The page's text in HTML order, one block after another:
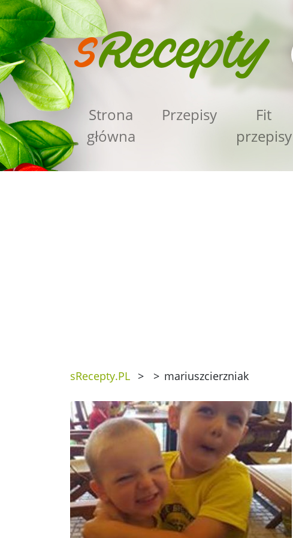
Strona
główna
Przepisy
Fit
przepisy
sRecepty.PL > > mariuszcierzniak